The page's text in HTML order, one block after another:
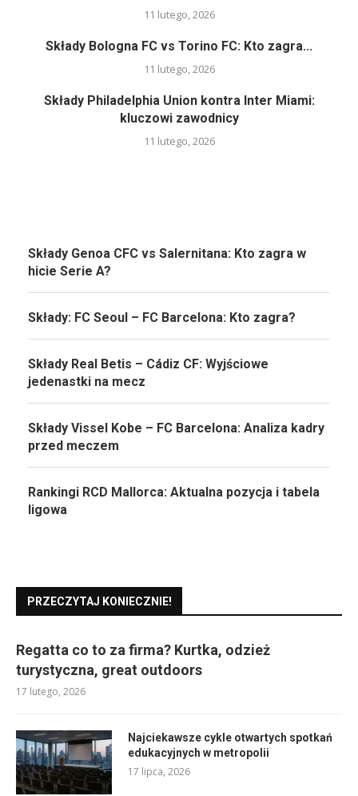
11 lutego, 2026
Składy Bologna FC vs Torino FC: Kto zagra...
11 lutego, 2026
Składy Philadelphia Union kontra Inter Miami:
kluczowi zawodnicy
11 lutego, 2026
Składy Genoa CFC vs Salernitana: Kto zagra w
hicie Serie A?
Składy: FC Seoul – FC Barcelona: Kto zagra?
Składy Real Betis – Cádiz CF: Wyjściowe
jedenastki na mecz
Składy Vissel Kobe – FC Barcelona: Analiza kadry
przed meczem
Rankingi RCD Mallorca: Aktualna pozycja i tabela
ligowa
PRZECZYTAJ KONIECZNIE!
Regatta co to za firma? Kurtka, odzież
turystyczna, great outdoors
17 lutego, 2026
Najciekawsze cykle otwartych spotkań
edukacyjnych w metropolii
17 lipca, 2026